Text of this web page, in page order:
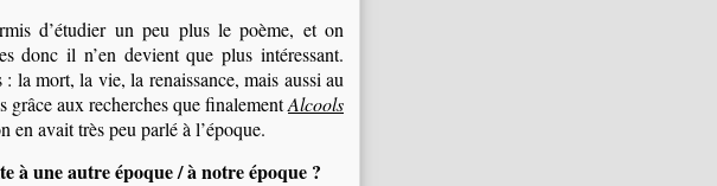
d’étudier un peu plus le poème, et on
donc il n’en devient que plus intéressant.
la mort, la vie, la renaissance, mais aussi au
grâce aux recherches que finalementAlcools
en avait très peu parlé à l’époque.
à une autre époque / à notre époque ?